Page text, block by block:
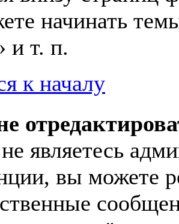
начинать
и т. п.
к началу
являетесь
вы можете